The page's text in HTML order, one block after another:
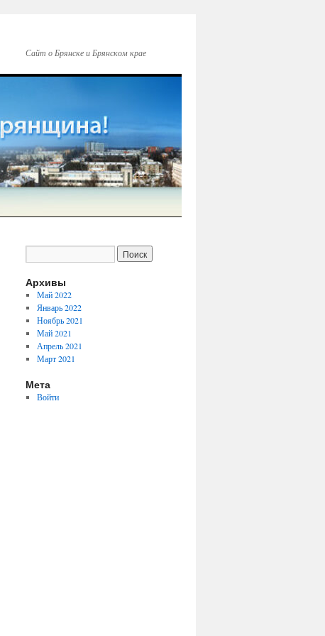
Сайт о Брянске и Брянском крае
Архивы
Май 2022
Январь 2022
Ноябрь 2021
Май 2021
Апрель 2021
Март 2021
Мета
Войти